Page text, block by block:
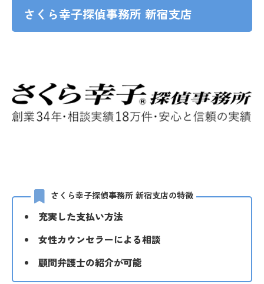
さくら幸子探偵事務所 新宿支店
さくら幸子探偵事務所 新宿支店の特徴
充実した支払い方法
女性カウンセラーによる相談
顧問弁護士の紹介が可能